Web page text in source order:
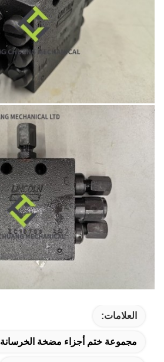
العلامات:
مجموعة ختم أجزاء مضخة الخرسانة Sany